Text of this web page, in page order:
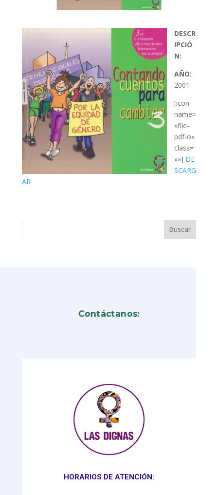
DESCR
IPCIÓ
N:
AÑO:
2001
[icon
name=
»file-
pdf-o»
class=
»»] DE
SCARG
AR
Contáctanos:
HORARIOS DE ATENCIÓN: